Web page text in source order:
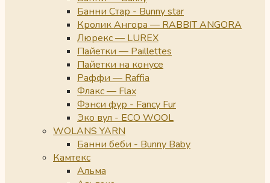
Банни Стар - Bunny star
Кролик Ангора — RABBIT ANGORA
Люрекс — LUREX
Пайетки — Paillettes
Пайетки на конусе
Раффи — Raffia
Флакс — Flax
Фэнси фур - Fancy Fur
Эко вул - ECO WOOL
WOLANS YARN
Банни беби - Bunny Baby
Камтекс
Альма